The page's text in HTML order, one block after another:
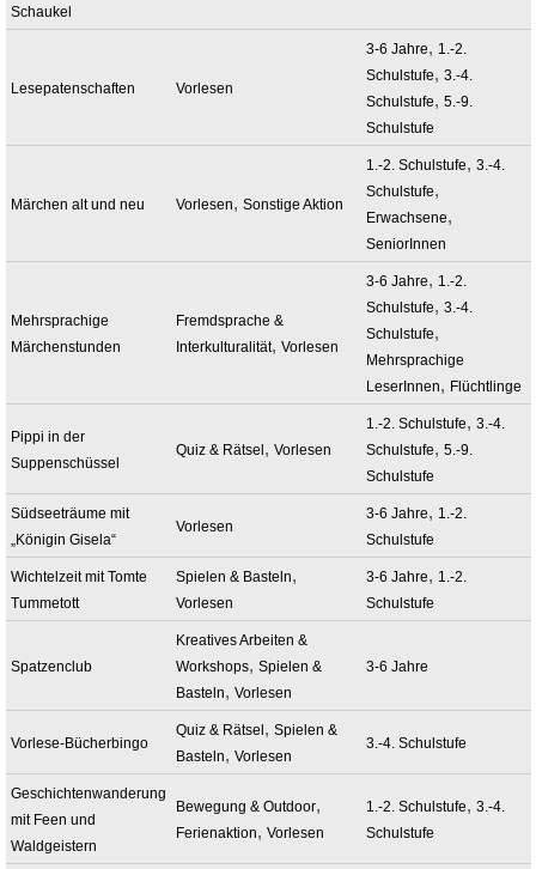
Schaukel
Lesepatenschaften Vorlesen
3-6 Jahre, 1.-2.
Schulstufe,3.-4.
Schulstufe,5.-9.
Schulstufe
Märchen alt und neu Vorlesen,Sonstige Aktion
1.-2. Schulstufe,3.-4.
Schulstufe,
Erwachsene,
SeniorInnen
Mehrsprachige
Märchenstunden
Fremdsprache &
Interkulturalität,Vorlesen
3-6 Jahre, 1.-2.
Schulstufe,3.-4.
Schulstufe,
Mehrsprachige
LeserInnen, Flüchtlinge
Pippi in der
Suppenschüssel
Quiz & Rätsel,Vorlesen
1.-2. Schulstufe,3.-4.
Schulstufe,5.-9.
Schulstufe
Südseeträume mit
„Königin Gisela“
Vorlesen
3-6 Jahre, 1.-2.
Schulstufe
Wichtelzeit mit Tomte
Tummetott
Spielen & Basteln,
Vorlesen
3-6 Jahre, 1.-2.
Schulstufe
Spatzenclub
Kreatives Arbeiten &
Workshops,Spielen &
Basteln,Vorlesen
3-6 Jahre
Vorlese-Bücherbingo
Quiz & Rätsel,Spielen &
Basteln,Vorlesen
3.-4. Schulstufe
Geschichtenwanderung
mit Feen und
Waldgeistern
Bewegung & Outdoor,
Ferienaktion,Vorlesen
1.-2. Schulstufe,3.-4.
Schulstufe